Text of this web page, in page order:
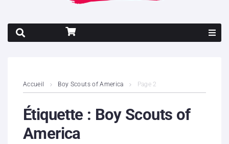
Contenus litigieux
Nous soutenir
Accueil Boy Scouts of America Page 2
Étiquette : Boy Scouts of
America